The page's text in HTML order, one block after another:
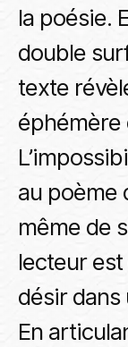
la poésie.
double
texte
éphémère
au poème
même de
lecteur
désir
En